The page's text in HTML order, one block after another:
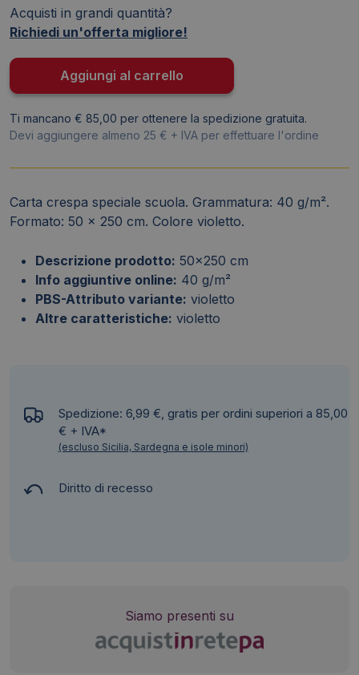
cm
40
g/m²
violetto
10713/11
Acquisti in grandi quantità?
Richiedi un'offerta migliore!
Aggiungi al carrello
Ti mancano € 85,00 per ottenere la spedizione gratuita.
Devi aggiungere almeno 25 € + IVA per effettuare l'ordine
Carta crespa speciale scuola. Grammatura: 40 g/m².
Formato: 50 x 250 cm. Colore violetto.
Descrizione prodotto: 50x250 cm
Info aggiuntive online: 40 g/m²
PBS-Attributo variante: violetto
Altre caratteristiche: violetto
Spedizione: 6,99 €, gratis per ordini superiori a 85,00
€ + IVA*
(escluso Sicilia, Sardegna e isole minori)
Diritto di recesso
Siamo presenti su